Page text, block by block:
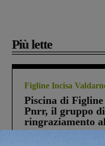
Più lette
Figline Incisa
Piscina di
Pnrr, il gruppo
ringraziamento